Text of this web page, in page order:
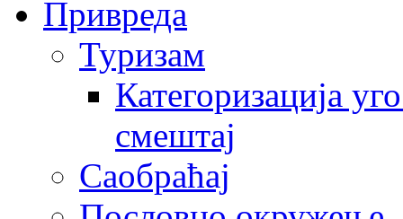
Привреда
Туризам
Категоризација
смештај
Саобраћај